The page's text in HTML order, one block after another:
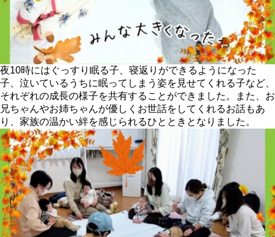
夜10時にはぐっすり眠る子、寝返りができるようになった
子、泣いているうちに眠ってしまう姿を見せてくれる子など、
それぞれの成長の様子を共有することができました。また、お
兄ちゃんやお姉ちゃんが優しくお世話をしてくれるお話もあ
り、家族の温かい絆を感じられるひとときとなりました。